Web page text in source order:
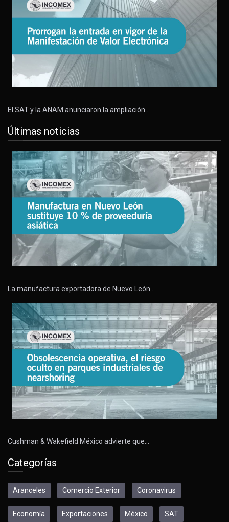
El SAT y la ANAM anunciaron la ampliación…
Últimas noticias
La manufactura exportadora de Nuevo León…
Cushman & Wakefield México advierte que…
Categorías
Aranceles Comercio Exterior Coronavirus
Economía Exportaciones México SAT